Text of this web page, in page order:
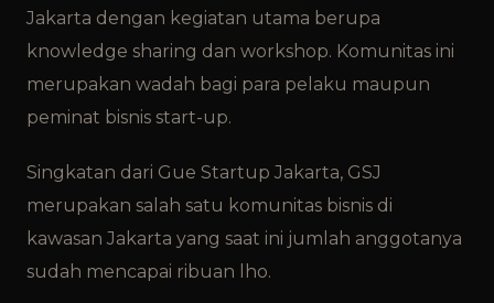
Jakarta dengan kegiatan utama berupa
knowledge sharing dan workshop. Komunitas ini
merupakan wadah bagi para pelaku maupun
peminat bisnis start-up.
Singkatan dari Gue Startup Jakarta, GSJ
merupakan salah satu komunitas bisnis di
kawasan Jakarta yang saat ini jumlah anggotanya
sudah mencapai ribuan lho.